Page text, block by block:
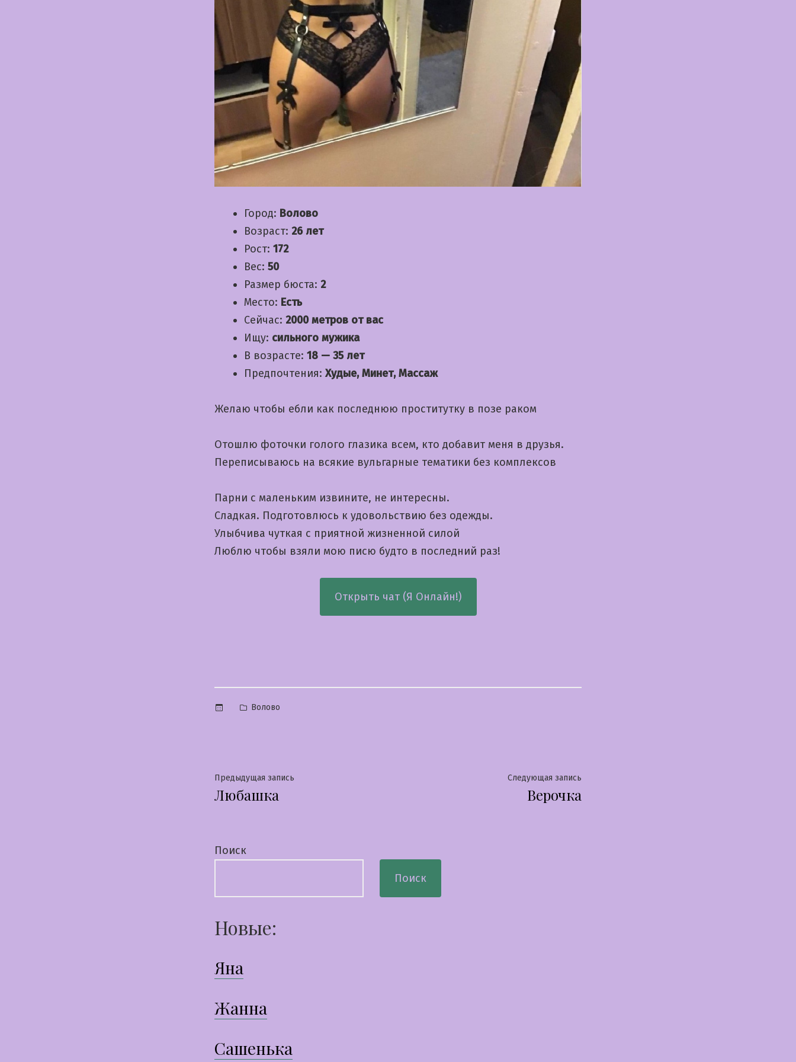
Город: Волово
Возраст: 26 лет
Рост: 172
Вес: 50
Размер бюста: 2
Место: Есть
Сейчас: 2000 метров от вас
Ищу: сильного мужика
В возрасте: 18 — 35 лет
Предпочтения: Худые, Минет, Массаж
Желаю чтобы ебли как последнюю проститутку в позе раком
Отошлю фоточки голого глазика всем, кто добавит меня в друзья.
Переписываюсь на всякие вульгарные тематики без комплексов
Парни с маленьким извините, не интересны.
Сладкая. Подготовлюсь к удовольствию без одежды.
Улыбчива чуткая с приятной жизненной силой
Люблю чтобы взяли мою писю будто в последний раз!
Открыть чат (Я Онлайн!)
Опубликовано
Волово
Навигация
по
Предыдущая запись
Любашка
Следующая запись
Верочка
Поиск
Поиск
Новые:
Яна
Жанна
Сашенька